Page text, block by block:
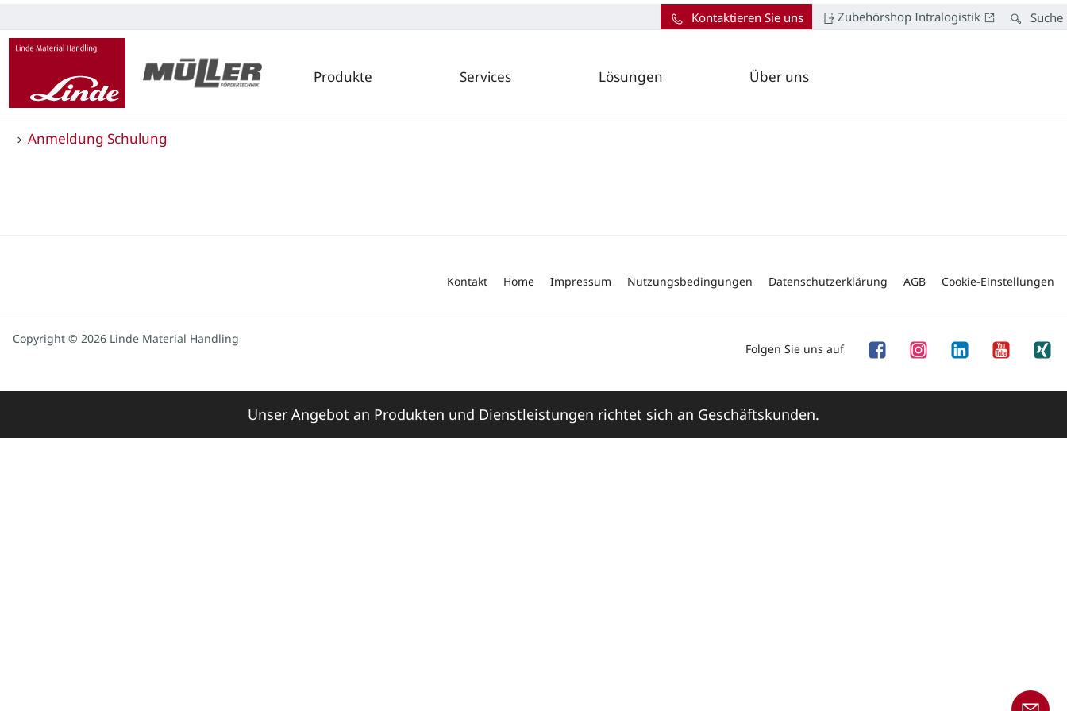
Produkte Services Lösungen Über uns
Suche
Zubehörshop Intralogistik
Kontaktieren Sie uns
Anmeldung Schulung
Kontakt Home Impressum Nutzungsbedingungen Datenschutzerklärung AGB Cookie-Einstellungen
Folgen Sie uns auf
Copyright © 2026 Linde Material Handling
Unser Angebot an Produkten und Dienstleistungen richtet sich an Geschäftskunden.